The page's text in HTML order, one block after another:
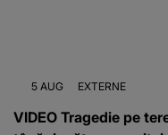
5 AUG EXTERNE
VIDEO Tragedie pe